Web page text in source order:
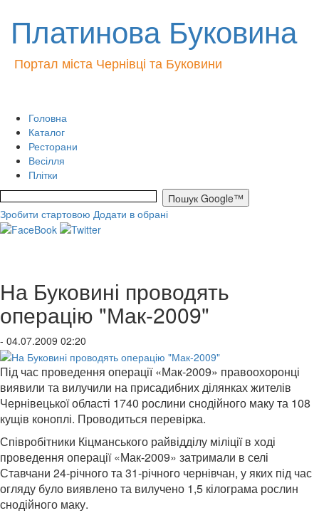
Платинова Буковина
Портал міста Чернівці та Буковини
Головна
Каталог
Ресторани
Весілля
Плітки
Зробити стартовою Додати в обрані
На Буковині проводять
операцію "Мак-2009"
- 04.07.2009 02:20
Під час проведення операції «Мак-2009» правоохоронці
виявили та вилучили на присадибних ділянках жителів
Чернівецької області 1740 рослини снодійного маку та 108
кущів коноплі. Проводиться перевірка.
Співробітники Кіцманського райвідділу міліції в ході
проведення операції «Мак-2009» затримали в селі
Ставчани 24-річного та 31-річного чернівчан, у яких під час
огляду було виявлено та вилучено 1,5 кілограма рослин
снодійного маку.